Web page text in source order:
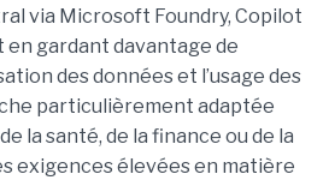
via Microsoft Foundry, Copilot
gardant davantage de
des données et l’usage des
particulièrement adaptée
la santé, de la finance ou de la
exigences élevées en matière